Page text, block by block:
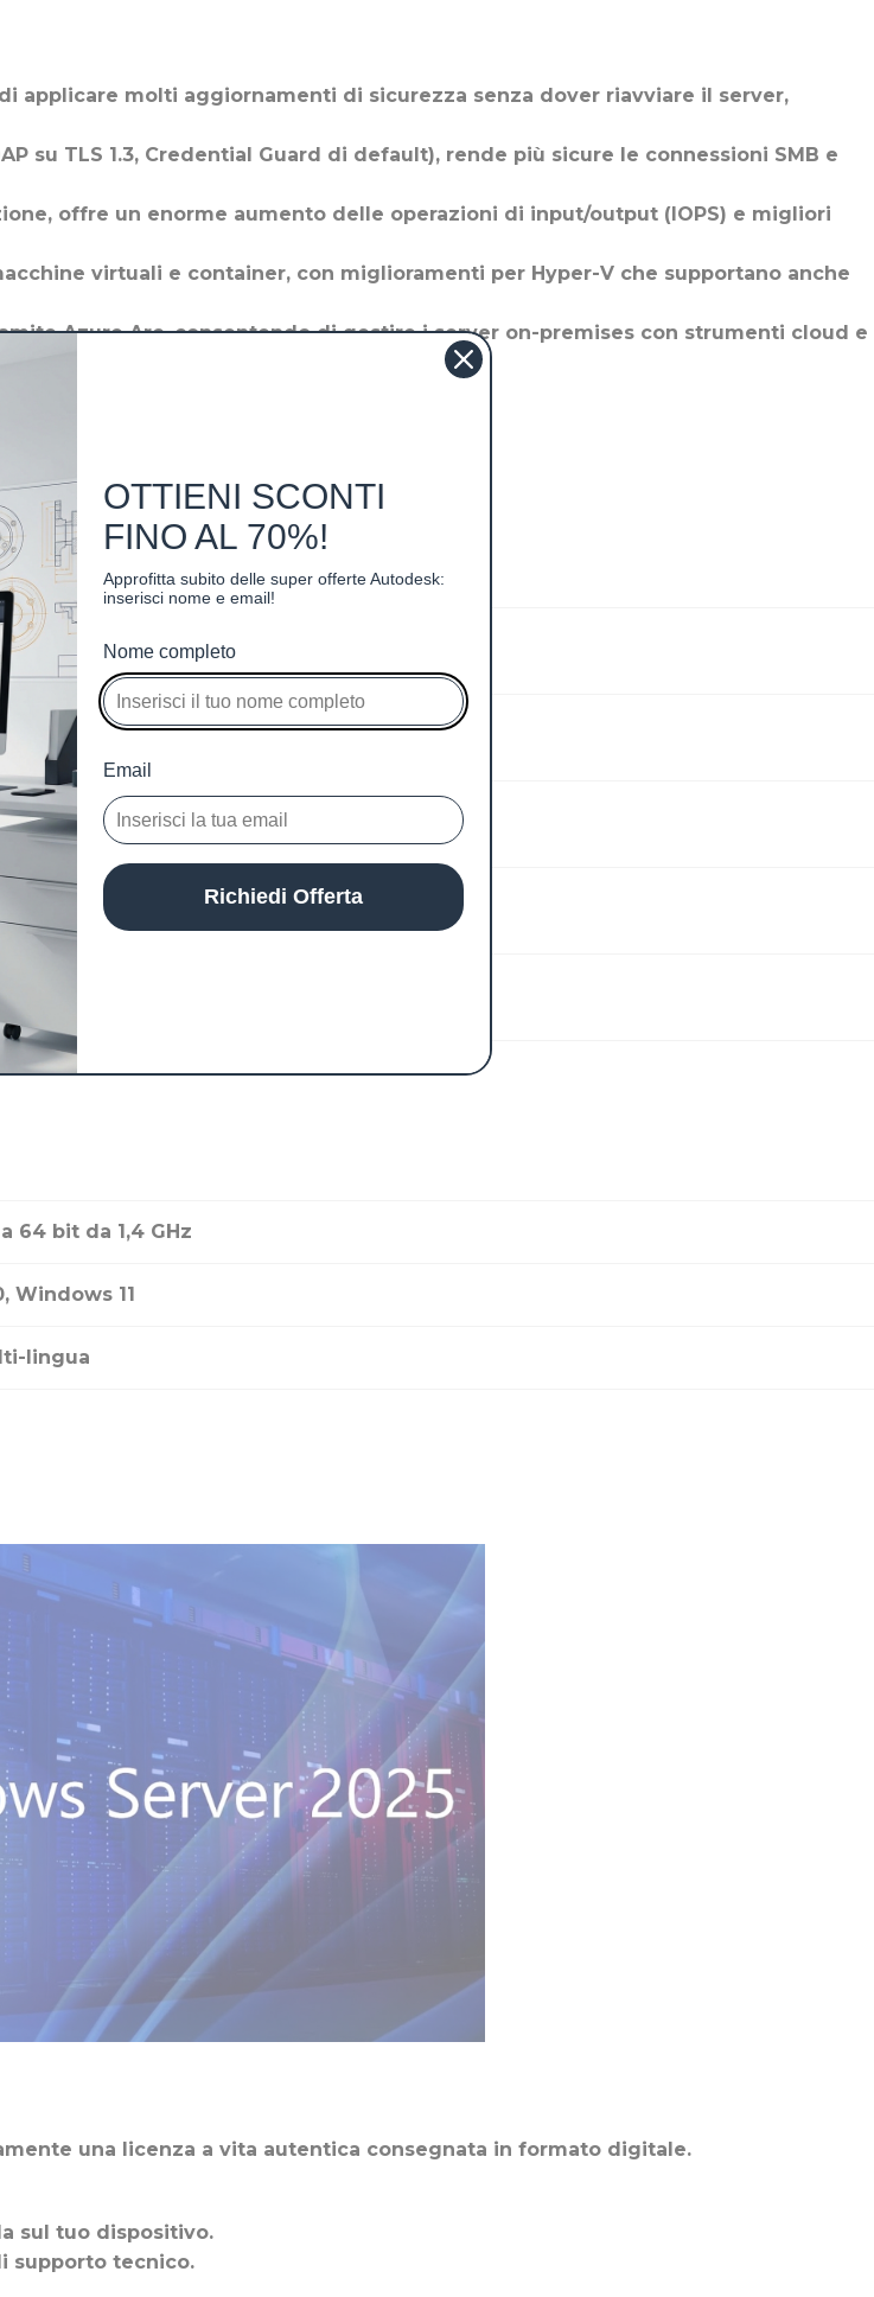
applicare molti aggiornamenti di sicurezza senza dover riavviare il server,
su TLS 1.3, Credential Guard di default), rende più sicure le connessioni SMB e
offre un enorme aumento delle operazioni di input/output (IOPS) e migliori
virtuali e container, con miglioramenti per Hyper-V che supportano anche
Azure Arc, consentendo di gestire i server on-premises con strumenti cloud e
locale.
la gestione più intuitiva.
1
Pepetua (Senza scadenza)
Microsoft
Windows
Italiano, Multi-lingua
64 bit da 1,4 GHz
Windows 11
lingua
una licenza a vita autentica consegnata in formato digitale.
sul tuo dispositivo.
supporto tecnico.
OTTIENI SCONTI
FINO AL 70%!
Approfitta subito delle super offerte Autodesk:
inserisci nome e email!
Nome completo
Email
Richiedi Offerta